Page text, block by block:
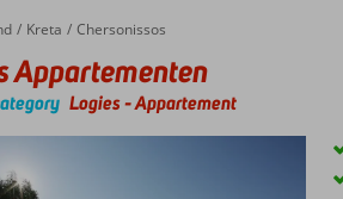
Kreta Chersonissos
Appartementen
Logies-Appartement